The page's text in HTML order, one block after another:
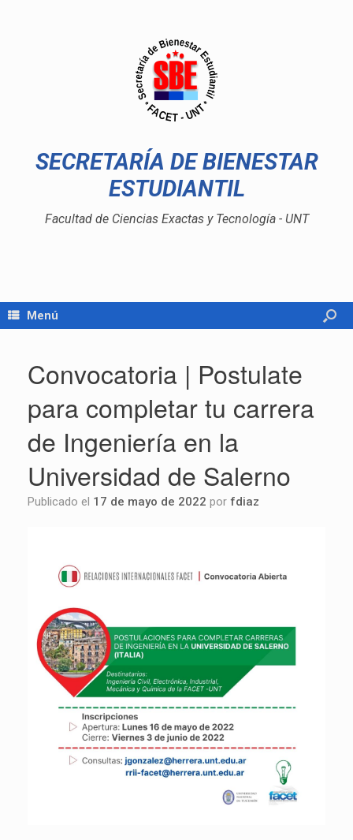
SECRETARÍA DE BIENESTAR
ESTUDIANTIL
Facultad de Ciencias Exactas y Tecnología - UNT
Menú
Convocatoria | Postulate
para completar tu carrera
de Ingeniería en la
Universidad de Salerno
Publicado el 17 de mayo de 2022 por fdiaz